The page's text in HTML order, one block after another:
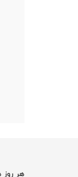
هر روز